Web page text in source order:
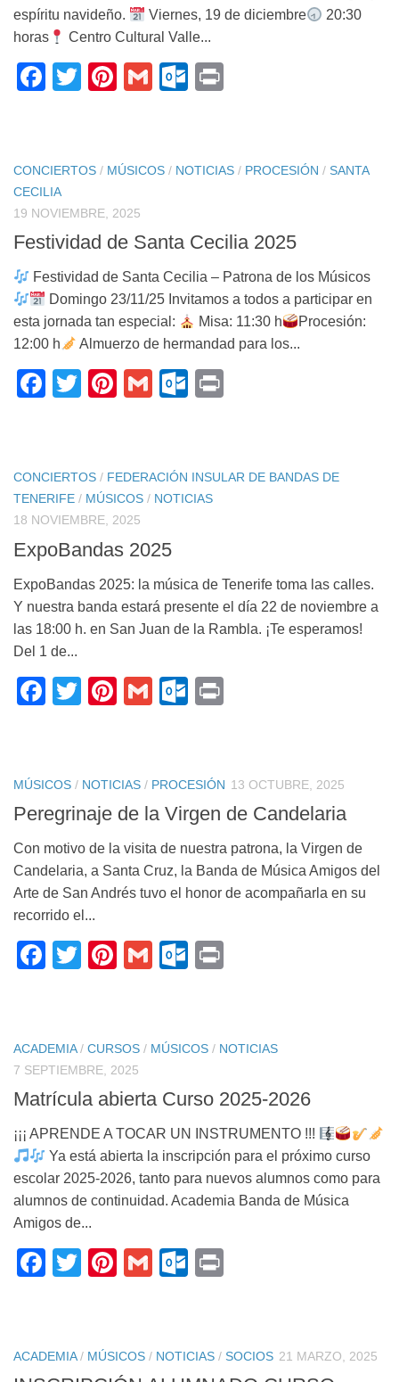
espíritu navideño.
Viernes, 19 de diciembre
20:30
horas
Centro Cultural Valle...
Facebook
TwitterPinterest
GmailOutlook.com
CONCIERTOS / MÚSICOS / NOTICIAS / PROCESIÓN / SANTA
CECILIA
19 NOVIEMBRE, 2025
Festividad de Santa Cecilia 2025
Festividad de Santa Cecilia – Patrona de los Músicos
Domingo 23/11/25 Invitamos a todos a participar en
esta jornada tan especial:
Misa: 11:30 h
Procesión:
12:00 h
Almuerzo de hermandad para los...
Facebook
TwitterPinterest
GmailOutlook.com
CONCIERTOS / FEDERACIÓN INSULAR DE BANDAS DE
TENERIFE / MÚSICOS / NOTICIAS
18 NOVIEMBRE, 2025
ExpoBandas 2025
ExpoBandas 2025: la música de Tenerife toma las calles.
Y nuestra banda estará presente el día 22 de noviembre a
las 18:00 h. en San Juan de la Rambla. ¡Te esperamos!
Del 1 de...
Facebook
TwitterPinterest
GmailOutlook.com
MÚSICOS / NOTICIAS / PROCESIÓN 13 OCTUBRE, 2025
Peregrinaje de la Virgen de Candelaria
Con motivo de la visita de nuestra patrona, la Virgen de
Candelaria, a Santa Cruz, la Banda de Música Amigos del
Arte de San Andrés tuvo el honor de acompañarla en su
recorrido el...
Facebook
TwitterPinterest
GmailOutlook.com
ACADEMIA/ CURSOS / MÚSICOS / NOTICIAS
7 SEPTIEMBRE, 2025
Matrícula abierta Curso 2025-2026
¡¡¡ APRENDE A TOCAR UN INSTRUMENTO !!!
Ya está abierta la inscripción para el próximo curso
escolar 2025-2026, tanto para nuevos alumnos como para
alumnos de continuidad. Academia Banda de Música
Amigos de...
Facebook
TwitterPinterest
GmailOutlook.com
ACADEMIA/ MÚSICOS / NOTICIAS / SOCIOS 21 MARZO, 2025